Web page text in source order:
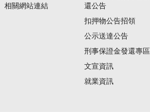
相關網站連結
還公告
扣押物公告招領
公示送達公告
刑事保證金發還專區
文宣資訊
就業資訊